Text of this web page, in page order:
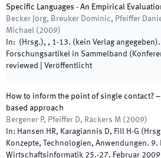
Specific Languages - An Empirical
Becker Jörg, Breuker Dominic, Pfeiffer
Michael ( 2009)
In: ( Hrsg.), , 1-13. ( kein Verlag angegeben).
Forschungsartikel in Sammelband
reviewed
Veröffentlicht
How to inform the point of single contact?
based approach
Bergener P, Pfeiffer D, Räckers M ( 2009)
In: Hansen HR, Karagiannis D, Fill H-G (
Konzepte, Technologien, Anwendungen.
Wirtschaftsinformatik 25.-27. Februar